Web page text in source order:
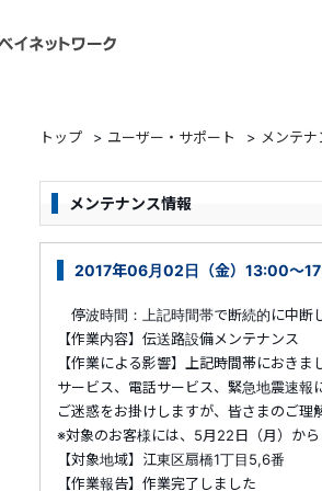
トップ > ユーザー・サポート > メンテ
メンテナンス情報
2017年06月02日（金）13:00～
停波時間：上記時間帯で断続的に中断し
【作業内容】伝送路設備メンテナンス
【作業による影響】上記時間帯におき
サービス、電話サービス、緊急地震速報
ご迷惑をお掛けしますが、皆さまのご理
※対象のお客様には、5月22日（月）から
【対象地域】江東区扇橋1丁目5,6番
【作業報告】作業完了しました